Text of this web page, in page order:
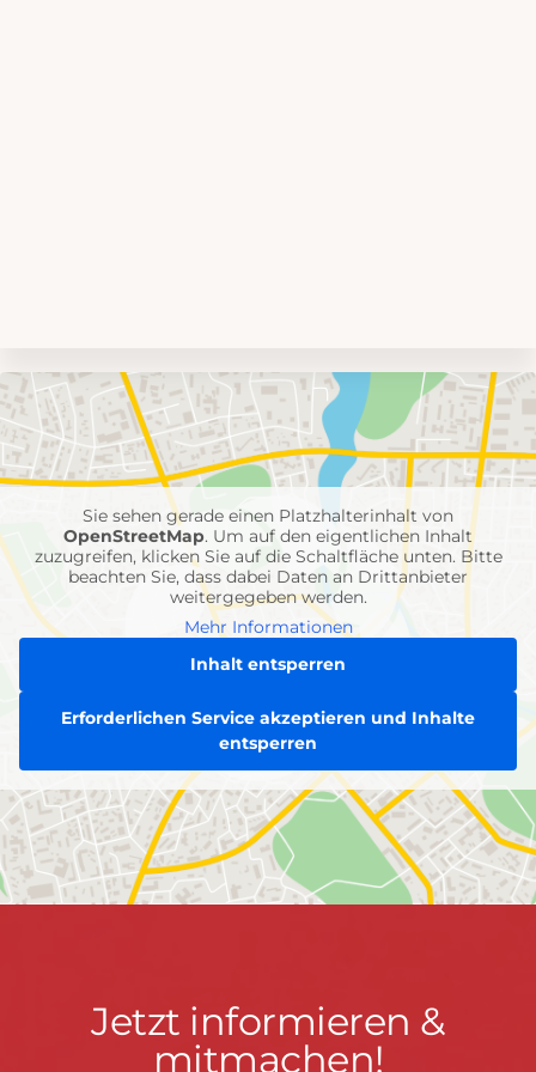
Umgebungskarte
mit
Feuerwehr-
Einheiten
Sie sehen gerade einen Platzhalterinhalt von
OpenStreetMap. Um auf den eigentlichen Inhalt
zuzugreifen, klicken Sie auf die Schaltfläche unten. Bitte
beachten Sie, dass dabei Daten an Drittanbieter
weitergegeben werden.
Mehr Informationen
Inhalt entsperren
Erforderlichen Service akzeptieren und Inhalte
entsperren
Jetzt
informieren
Jetzt informieren &
mitmachen!